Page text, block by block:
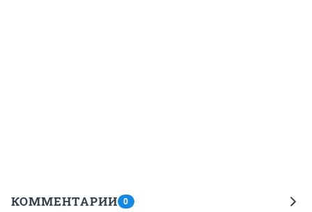
КОММЕНТАРИИ 0